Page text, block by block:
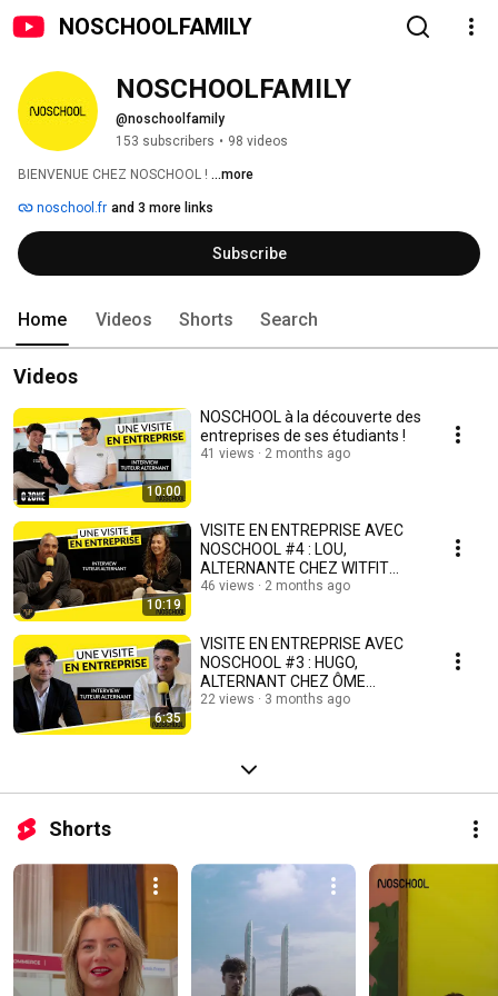
NOSCHOOLFAMILY
NOSCHOOLFAMILY
@noschoolfamily
153 subscribers • 98 videos
BIENVENUE CHEZ NOSCHOOL ! ...more
noschool.fr and 3 more links
Subscribe
Home Videos Shorts Search
Videos
10:00
NOSCHOOL à la découverte des
entreprises de ses étudiants !
41 views 2 months ago
10:19
VISITE EN ENTREPRISE AVEC
NOSCHOOL #4 : LOU,
ALTERNANTE CHEZ WITFIT
PADEL
46 views 2 months ago
6:35
VISITE EN ENTREPRISE AVEC
NOSCHOOL #3 : HUGO,
ALTERNANT CHEZ ÔME
IMMOBILIER
22 views 3 months ago
Shorts